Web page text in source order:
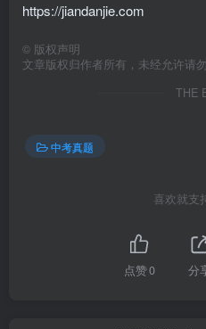
https://jiandanjie.com
© 版权声明
文章版权归作者所有，未经允许请勿
THE
中考真题
喜欢就支
点赞0 分